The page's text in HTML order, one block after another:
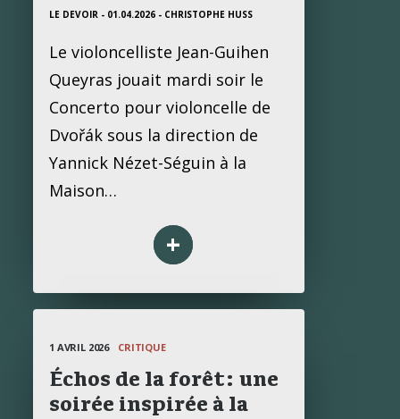
LE DEVOIR - 01.04.2026 - CHRISTOPHE HUSS
Le violoncelliste Jean-Guihen
Queyras jouait mardi soir le
Concerto pour violoncelle de
Dvořák sous la direction de
Yannick Nézet-Séguin à la
Maison…
+
1 AVRIL 2026 CRITIQUE
Échos de la forêt: une
soirée inspirée à la